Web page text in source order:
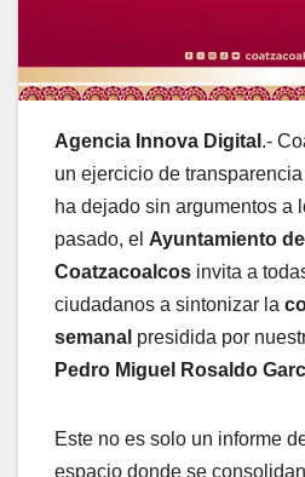
Agencia Innova Digital .-
un ejercicio de
ha dejado sin argumentos a
pasado, el Ayuntamiento de
Coatzacoalcos invita a
ciudadanos a sintonizar la
semanal presidida por
Pedro Miguel Rosaldo
Este no es solo un informe
espacio donde se